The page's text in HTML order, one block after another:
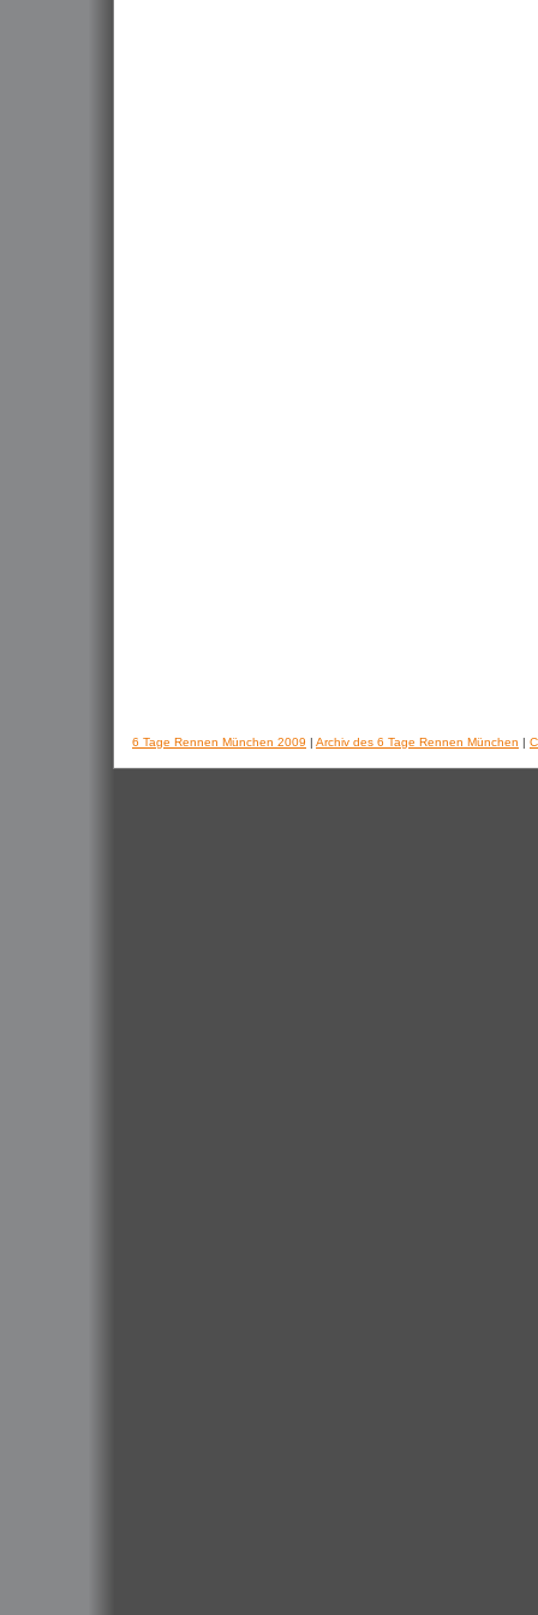
6 Tage Rennen München 2009 | Archiv des 6 Tage Rennen München |